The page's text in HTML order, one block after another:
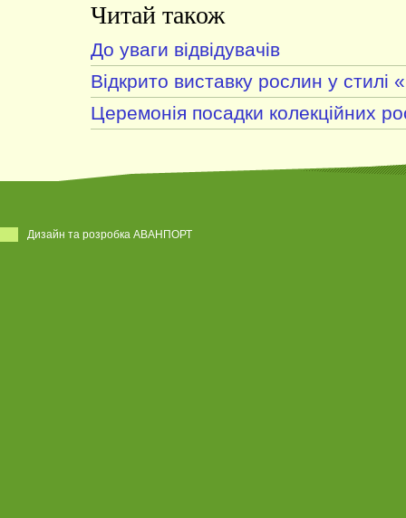
Читай також
До уваги відвідувачів
Відкрито виставку рослин у стилі
Церемонія посадки колекційних
Дизайн та розробка АВАНПОРТ